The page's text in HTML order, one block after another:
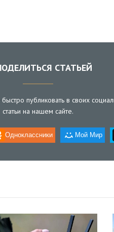
СТАТЬЕЙ
публиковать в своих
статьи на нашем сайте.
Одноклассники Мой Мир